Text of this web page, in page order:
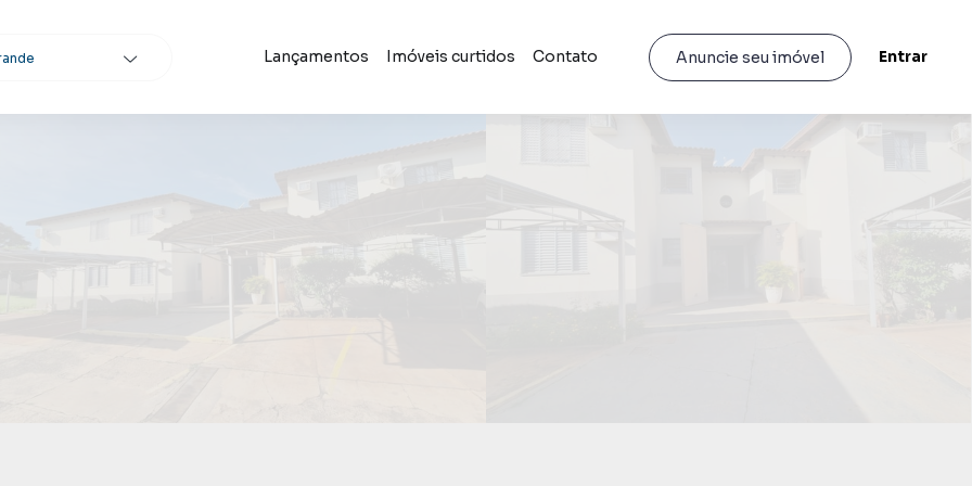
Lançamentos Imóveis curtidos Contato Anuncie seu imóvel Entrar